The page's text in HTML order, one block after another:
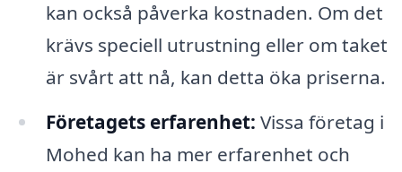
kan också påverka kostnaden. Om det
krävs speciell utrustning eller om taket
är svårt att nå, kan detta öka priserna.
Företagets erfarenhet: Vissa företag i
Mohed kan ha mer erfarenhet och